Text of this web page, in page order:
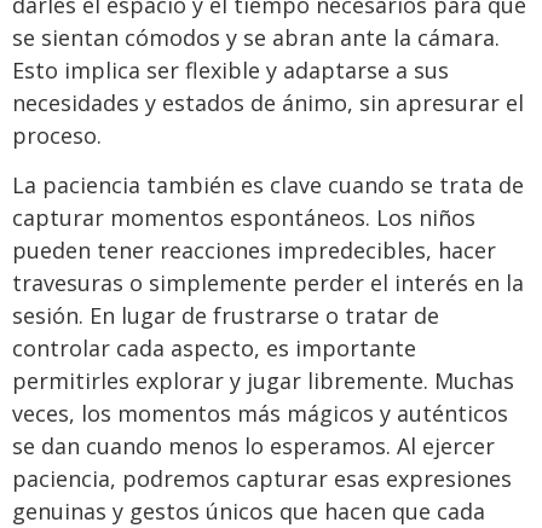
se sientan cómodos y se abran ante la cámara.
Esto implica ser flexible y adaptarse a sus
necesidades y estados de ánimo, sin apresurar el
proceso.
La paciencia también es clave cuando se trata de
capturar momentos espontáneos. Los niños
pueden tener reacciones impredecibles, hacer
travesuras o simplemente perder el interés en la
sesión. En lugar de frustrarse o tratar de
controlar cada aspecto, es importante
permitirles explorar y jugar libremente. Muchas
veces, los momentos más mágicos y auténticos
se dan cuando menos lo esperamos. Al ejercer
paciencia, podremos capturar esas expresiones
genuinas y gestos únicos que hacen que cada